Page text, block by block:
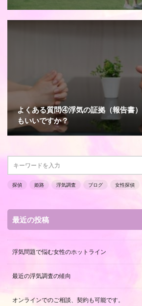
よくある質問④浮気の証拠（報告書
もいいですか？
探偵 姫路 浮気調査 ブログ 女性探偵
最近の投稿
浮気問題で悩む女性のホットライン
最近の浮気調査の傾向
オンラインでのご相談、契約も可能です。